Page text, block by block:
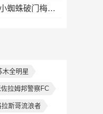
阿根廷加时3-1瑞士进4强小蜘蛛破门梅西助攻麦卡恩博洛假摔染红
木全明星
拉姆邦警察FC
拉斯哥流浪者